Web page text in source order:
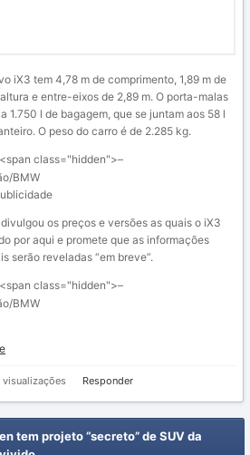
iX3 tem 4,78 m de comprimento, 1,89 m de
e entre-eixos de 2,89 m. O porta-malas
1.750 l de bagagem, que se juntam aos 58 l
O peso do carro é de 2.285 kg.
<span class="hidden">–
BMW
os preços e versões as quais o iX3
por aqui e promete que as informações
serão reveladas “em breve”.
<span class="hidden">–
BMW
visualizações Responder
tem projeto “secreto” de SUV da